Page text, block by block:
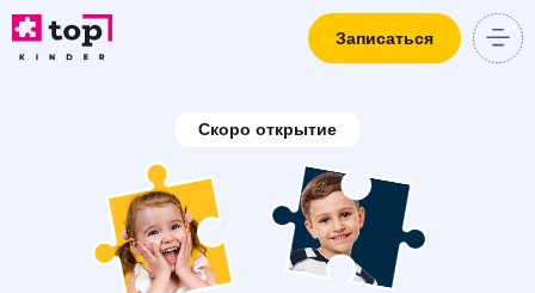
Записаться
Скоро открытие